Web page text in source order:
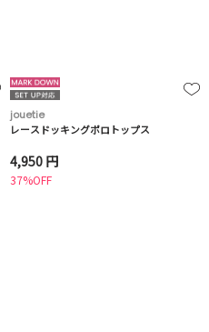
jouetie
レースドッキングポロトップス
4,950 円
37%OFF